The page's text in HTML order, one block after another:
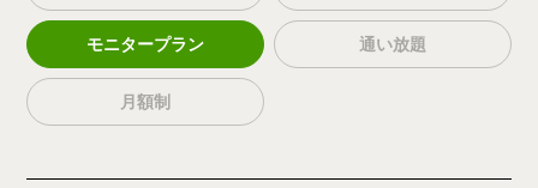
モニタープラン 通い放題
月額制